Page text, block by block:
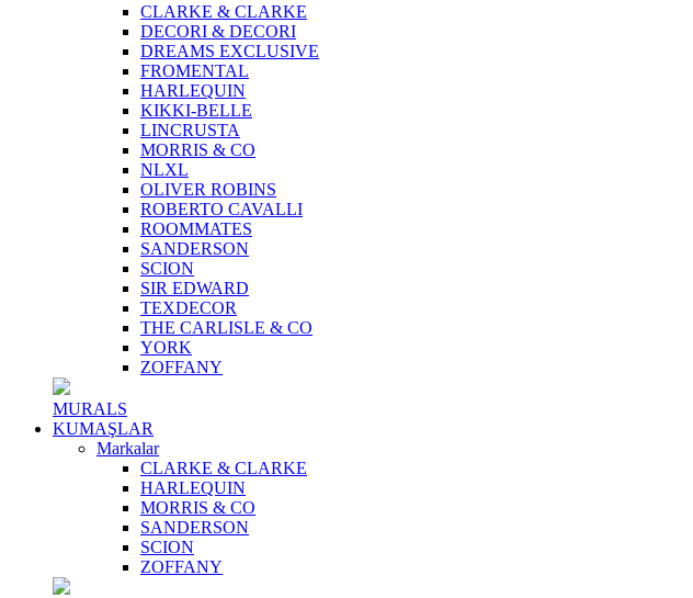
CLARKE & CLARKE
DECORI & DECORI
DREAMS EXCLUSIVE
FROMENTAL
HARLEQUIN
KIKKI-BELLE
LINCRUSTA
MORRIS & CO
NLXL
OLIVER ROBINS
ROBERTO CAVALLI
ROOMMATES
SANDERSON
SCION
SIR EDWARD
TEXDECOR
THE CARLISLE & CO
YORK
ZOFFANY
MURALS
KUMAŞLAR
Markalar
CLARKE & CLARKE
HARLEQUIN
MORRIS & CO
SANDERSON
SCION
ZOFFANY